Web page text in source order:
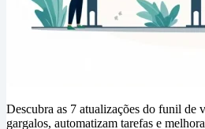
Descubra as 7 atualizações do funil de
gargalos, automatizam tarefas e